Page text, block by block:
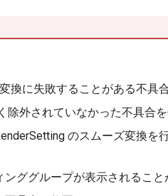
換に失敗することがある不具
除外されていなかった不具合
のスムーズ変換を
ググループが表示されるこ